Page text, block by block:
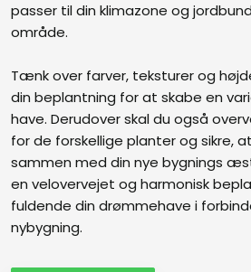
passer til din klimazone og
område.
Tænk over farver, teksturer og
din beplantning for at skabe en
have. Derudover skal du også
for de forskellige planter og sikre,
sammen med din nye bygnings
en velovervejet og harmonisk
fuldende din drømmehave i
nybygning.